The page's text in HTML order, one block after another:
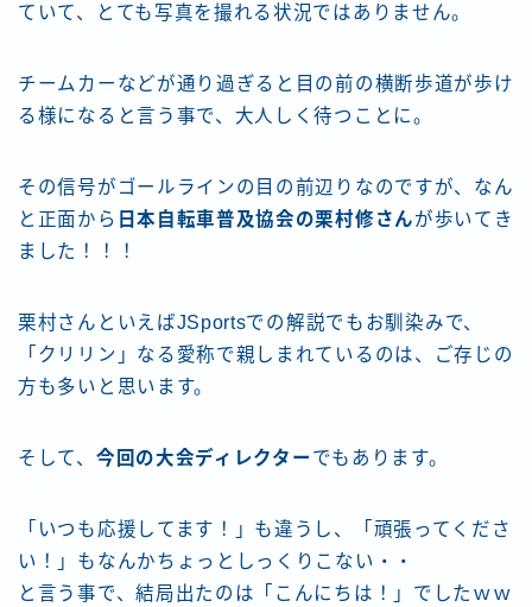
ていて、とても写真を撮れる状況ではありません。
チームカーなどが通り過ぎると目の前の横断歩道が歩け
る様になると言う事で、大人しく待つことに。
その信号がゴールラインの目の前辺りなのですが、なん
と正面から 日本自転車普及協会の栗村修さんが歩いてき
ました！！！
栗村さんといえばJSportsでの解説でもお馴染みで、
「クリリン」なる愛称で親しまれているのは、ご存じの
方も多いと思います。
そして、 今回の大会ディレクター でもあります。
「いつも応援してます！」も違うし、「頑張ってくださ
い！」もなんかちょっとしっくりこない・・
と言う事で、結局出たのは「こんにちは！」でしたｗｗ